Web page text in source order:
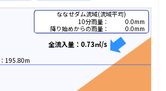
195.80m
全流入量：0.73㎥/s
ななせダム流域(流域平均)
10分雨量：
0.0mm
降り始めからの雨量： 0.0mm